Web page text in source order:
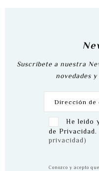
Suscribete a nuestra
novedades
He leido
de Privacidad.
privacidad)
Conozco y acepto